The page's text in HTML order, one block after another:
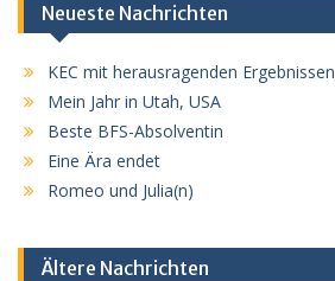
Neueste Nachrichten
KEC mit herausragenden Ergebnissen
Mein Jahr in Utah, USA
Beste BFS-Absolventin
Eine Ära endet
Romeo und Julia(n)
Ältere Nachrichten